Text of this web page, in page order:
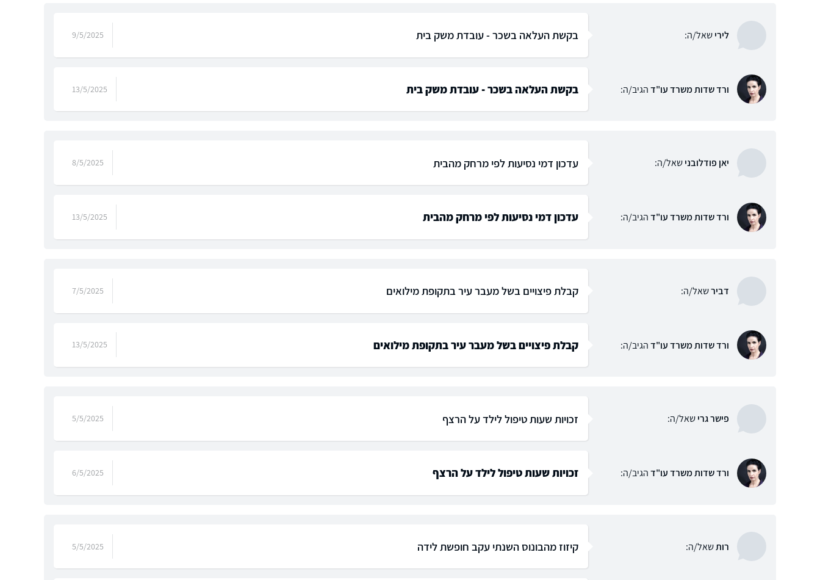
לירישאל/ה: בקשת העלאה בשכר - עובדת משק בית 9/5/2025
ורד שדות משרד עו"דהגיב/ה: בקשת העלאה בשכר - עובדת משק בית 13/5/2025
יאן פודלובנישאל/ה: עדכון דמי נסיעות לפי מרחק מהבית 8/5/2025
ורד שדות משרד עו"דהגיב/ה: עדכון דמי נסיעות לפי מרחק מהבית 13/5/2025
דבירשאל/ה: קבלת פיצויים בשל מעבר עיר בתקופת מילואים 7/5/2025
ורד שדות משרד עו"דהגיב/ה: קבלת פיצויים בשל מעבר עיר בתקופת מילואים 13/5/2025
פישר גרישאל/ה: זכויות שעות טיפול לילד על הרצף 5/5/2025
ורד שדות משרד עו"דהגיב/ה: זכויות שעות טיפול לילד על הרצף 6/5/2025
רותשאל/ה: קיזוז מהבונוס השנתי עקב חופשת לידה 5/5/2025